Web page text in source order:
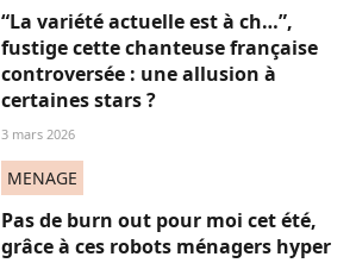
“La variété actuelle est à ch…”,
fustige cette chanteuse française
controversée : une allusion à
certaines stars ?
3 mars 2026
MENAGE
Pas de burn out pour moi cet été,
grâce à ces robots ménagers hyper